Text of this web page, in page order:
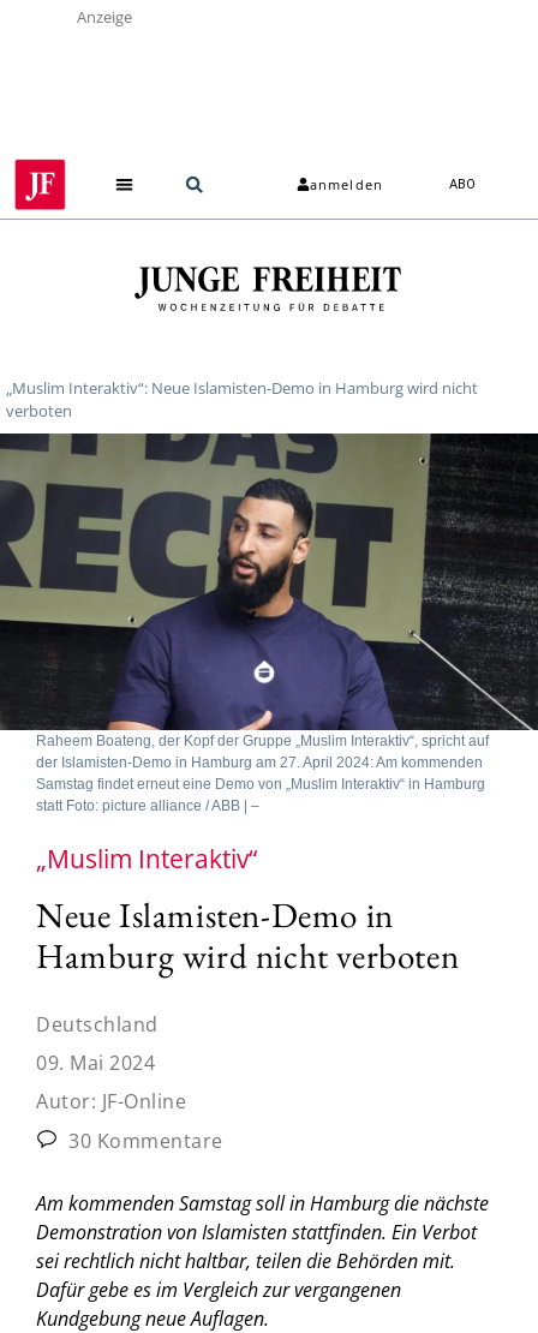
Anzeige
anmelden ABO
„Muslim Interaktiv“: Neue Islamisten-Demo in Hamburg wird nicht
verboten
Raheem Boateng, der Kopf der Gruppe „Muslim Interaktiv“, spricht auf
der Islamisten-Demo in Hamburg am 27. April 2024: Am kommenden
Samstag findet erneut eine Demo von „Muslim Interaktiv“ in Hamburg
statt Foto: picture alliance / ABB | –
„Muslim Interaktiv“
Neue Islamisten-Demo in
Hamburg wird nicht verboten
Deutschland
09. Mai 2024
Autor: JF-Online
30 Kommentare
Am kommenden Samstag soll in Hamburg die nächste
Demonstration von Islamisten stattfinden. Ein Verbot
sei rechtlich nicht haltbar, teilen die Behörden mit.
Dafür gebe es im Vergleich zur vergangenen
Kundgebung neue Auflagen.